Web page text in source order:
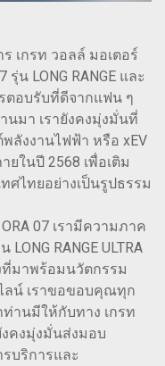
เกรท วอลล์ มอเตอร์
รุ่น LONG RANGE และ
รตอบรับที่ดีจากแฟน ๆ
นมา เรายังคงมุ่งมั่นที่
ลังงานไฟฟ้า หรือ xEV
ในปี 2568 เพื่อเติม
ศไทยอย่างเป็นรูปธรรม
07 เรามีความภาค
RANGE ULTRA
มาพร้อมนวัตกรรม
น์ เราขอขอบคุณทุก
านมีให้กับทาง เกรท
งคงมุ่งมั่นส่งมอบ
บริการและ